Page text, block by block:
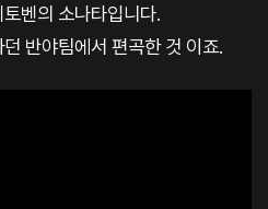
벤의 소나타입니다.
반야팀에서 편곡한 것 이죠.